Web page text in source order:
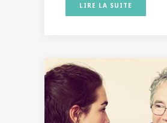
LIRE LA SUITE